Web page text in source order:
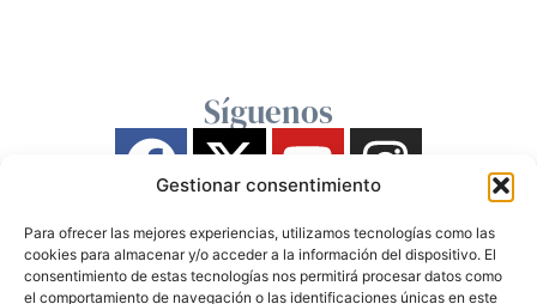
Gestionar consentimiento
Para ofrecer las mejores experiencias, utilizamos tecnologías como las
cookies para almacenar y/o acceder a la información del dispositivo. El
consentimiento de estas tecnologías nos permitirá procesar datos como
el comportamiento de navegación o las identificaciones únicas en este
Síguenos